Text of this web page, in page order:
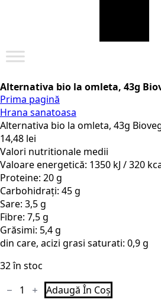
Alternativa bio la omleta, 43g
Prima pagină
Hrana sanatoasa
Alternativa bio la omleta, 43g
14,48 lei
Valori nutritionale medii
Valoare energetică: 1350 kJ / 320
Proteine: 20 g
Carbohidrați: 45 g
Sare: 3,5 g
Fibre: 7,5 g
Grăsimi: 5,4 g
din care, acizi grasi saturati: 0,9 g
32 în stoc
Cantitate
AlternativaAdaugă În Coș